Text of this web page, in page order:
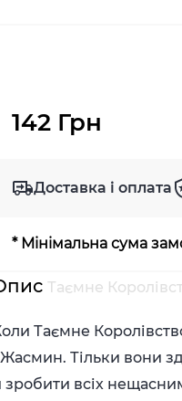
142 Грн
Доставка і оплата
* Мінімальна сума
Таємне
Таємне
Жасмин. Тільки вони
зробити всіх